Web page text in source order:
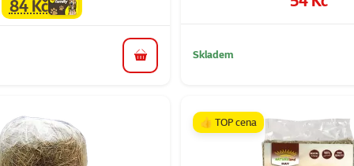
familycena
84 Kč
do košíku
Skladem
👍 TOP cena